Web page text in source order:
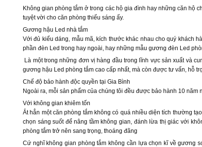
Không gian phòng tắm ở trong các hộ gia đình hay những căn hộ
tuyệt vời cho căn phòng thiếu sáng ấy.
Gương hậu Led nhà tắm
Với đủ kiểu dáng, mẫu mã, kích thước khác nhau cho quý khách
phần đèn Led trong hay ngoài, hay những mẫu gương đèn Led
Là một trong những đơn vị hàng đầu trong lĩnh vực sản xuất và
gương hậu Led phòng tắm cao cấp nhất, mà còn được tư vấn, hỗ
Chế độ bảo hành độc quyền tại Gia Bình
Ngoài ra, mỗi sản phẩm của chúng tôi đều được bảo hành 10 năm
Với không gian khiêm tốn
Ắt hẳn một căn phòng tắm không có quá nhiều diện tích thường
chọn sáng suốt để nâng tầm không gian, đánh lừa thị giác với
phòng tắm trở nên sang trọng, thoáng đãng
Cứ nghĩ không gian phòng tắm không cần lựa chọn kĩ về gương